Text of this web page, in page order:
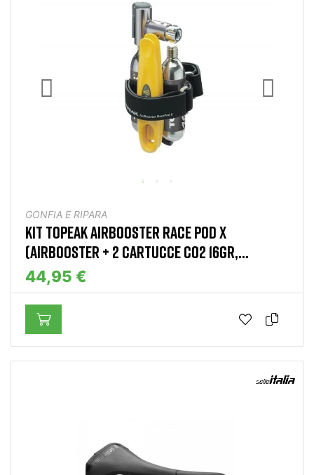
GONFIA E RIPARA
KIT TOPEAK AIRBOOSTER RACE POD X
(AIRBOOSTER + 2 CARTUCCE CO2 16GR,...
44,95 €